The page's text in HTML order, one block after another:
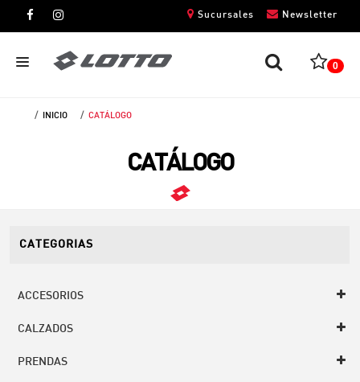
Newsletter
Sucursales
0
INICIO CATÁLOGO
CATÁLOGO
CATEGORIAS
ACCESORIOS
CALZADOS
PRENDAS